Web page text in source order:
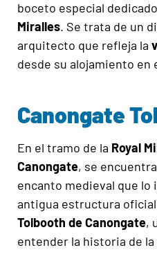
boceto especial
Miralles. Se trata de un
arquitecto que refleja la
desde su alojamiento en
Canongate
En el tramo de la Royal
Canongate, se
encanto medieval que lo
antigua estructura
Tolbooth de Canongate,
entender la historia de la